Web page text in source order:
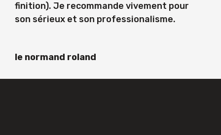
finition). Je recommande vivement pour
son sérieux et son professionalisme.
le normand roland